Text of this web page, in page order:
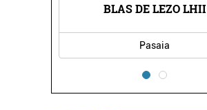
BLAS DE LEZO LHII
Pasaia